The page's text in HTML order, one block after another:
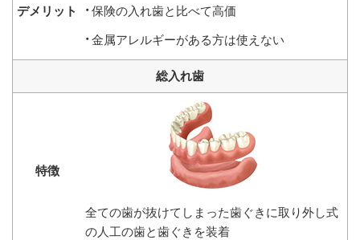
保険の入れ歯と比べて高価
金属アレルギーがある方は使えない
総入れ歯
全ての歯が抜けてしまった歯ぐきに取り外し式
の人工の歯と歯ぐきを装着